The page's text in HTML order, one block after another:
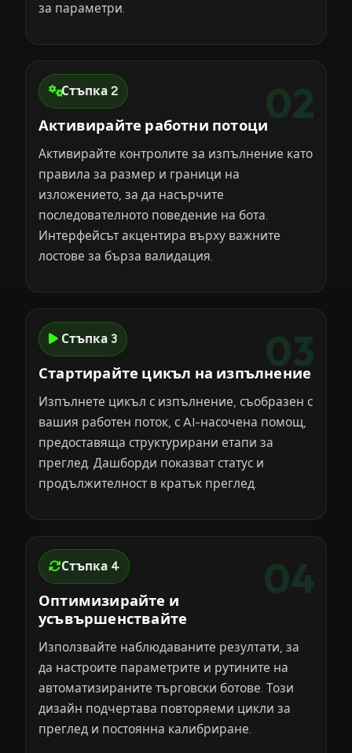
за параметри.
02
Стъпка 2
Активирайте работни потоци
Активирайте контролите за изпълнение като
правила за размер и граници на
изложението, за да насърчите
последователното поведение на бота.
Интерфейсът акцентира върху важните
лостове за бърза валидация.
03
Стъпка 3
Стартирайте цикъл на изпълнение
Изпълнете цикъл с изпълнение, съобразен с
вашия работен поток, с AI-насочена помощ,
предоставяща структурирани етапи за
преглед. Дашборди показват статус и
продължителност в кратък преглед.
04
Стъпка 4
Оптимизирайте и
усъвършенствайте
Използвайте наблюдаваните резултати, за
да настроите параметрите и рутините на
автоматизираните търговски ботове. Този
дизайн подчертава повторяеми цикли за
преглед и постоянна калибриране.